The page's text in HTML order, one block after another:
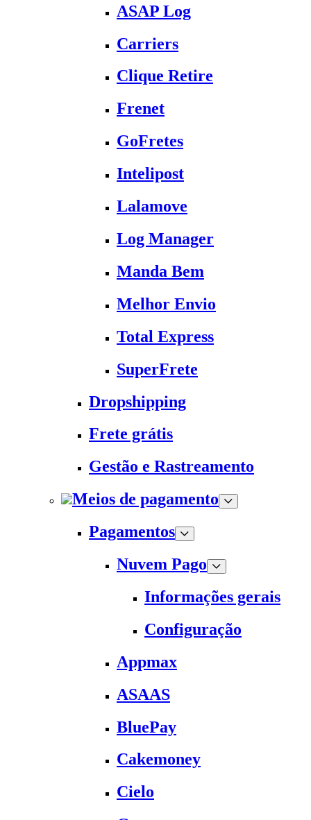
ASAP Log
Carriers
Clique Retire
Frenet
GoFretes
Intelipost
Lalamove
Log Manager
Manda Bem
Melhor Envio
Total Express
SuperFrete
Dropshipping
Frete grátis
Gestão e Rastreamento
Meios de pagamento
Pagamentos
Nuvem Pago
Informações gerais
Configuração
Appmax
ASAAS
BluePay
Cakemoney
Cielo